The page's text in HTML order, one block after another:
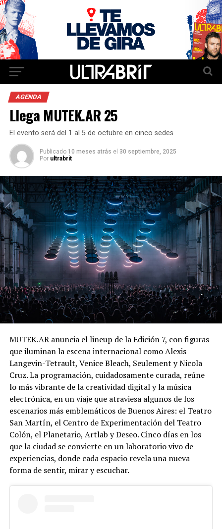
AGENDA
Llega MUTEK.AR 25
El evento será del 1 al 5 de octubre en cinco sedes
Publicado 10 meses atrás el 30 septiembre, 2025
Por ultrabrit
MUTEK.AR anuncia el lineup de la Edición 7, con figuras
que iluminan la escena internacional como Alexis
Langevin-Tetrault, Venice Bleach, Seulement y Nicola
Cruz. La programación, cuidadosamente curada, reúne
lo más vibrante de la creatividad digital y la música
electrónica, en un viaje que atraviesa algunos de los
escenarios más emblemáticos de Buenos Aires: el Teatro
San Martín, el Centro de Experimentación del Teatro
Colón, el Planetario, Artlab y Deseo. Cinco días en los
que la ciudad se convierte en un laboratorio vivo de
experiencias, donde cada espacio revela una nueva
forma de sentir, mirar y escuchar.